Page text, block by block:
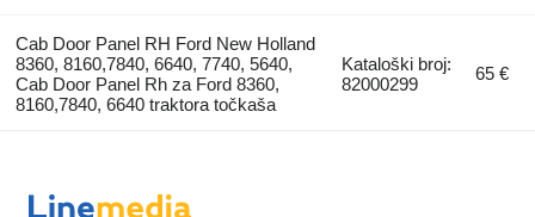
Cab Door Panel RH Ford New Holland
8360, 8160,7840, 6640, 7740, 5640,
Cab Door Panel Rh za Ford 8360,
8160,7840, 6640 traktora točkaša
Kataloški broj:
82000299
65 €